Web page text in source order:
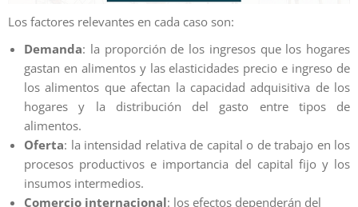
Los factores relevantes en cada caso son:
Demanda: la proporción de los ingresos que los hogares
gastan en alimentos y las elasticidades precio e ingreso de
los alimentos que afectan la capacidad adquisitiva de los
hogares y la distribución del gasto entre tipos de
alimentos.
Oferta: la intensidad relativa de capital o de trabajo en los
procesos productivos e importancia del capital fijo y los
insumos intermedios.
Comercio internacional: los efectos dependerán del